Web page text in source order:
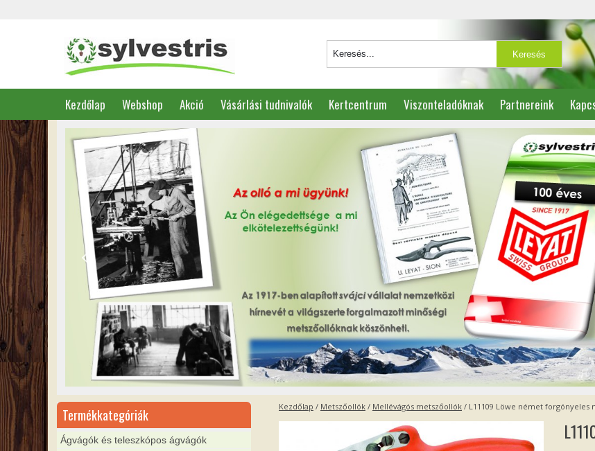
Kezdőlap Webshop Akció Vásárlási tudnivalók Kertcentrum Viszonteladóknak Partnereink
Kezdőlap / Metszőollók / Mellévágós metszőollók / L11109 Löwe német forgónyeles
Termékkategóriák
Ágvágók és teleszkópos ágvágók